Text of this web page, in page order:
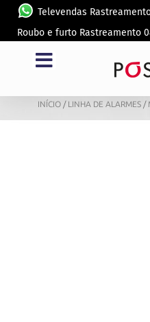
Televendas
Roubo e furto Rastreamento
INÍCIO / LINHA DE ALARMES /